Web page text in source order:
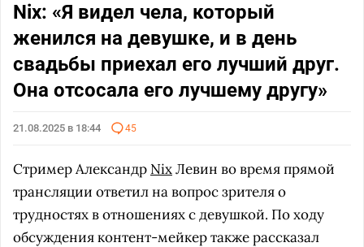
Nix: «Я видел чела, который
женился на девушке, и в день
свадьбы приехал его лучший друг.
Она отсосала его лучшему другу»
21.08.2025 в 18:44 45
Стример Александр NixЛевин во время прямой
трансляции ответил на вопрос зрителя о
трудностях в отношениях с девушкой. По ходу
обсуждения контент-мейкер также рассказал